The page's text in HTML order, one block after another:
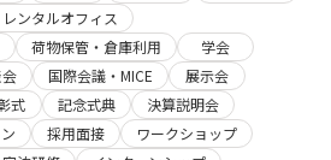
レンタルオフィス
荷物保管・倉庫利用
学会
国際会議・MICE
展示会
式 記念式典
決算説明会
採用面接
ワークショップ